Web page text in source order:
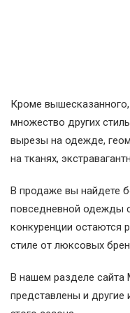
Кроме
множество других
вырезы на одежде,
на тканях,
В продаже вы найдете
повседневной одежды
конкуренции остаются
стиле от люксовых
В нашем разделе сайта
представлены и